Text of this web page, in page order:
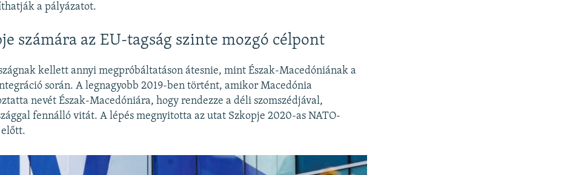
a pályázatot.
számára az EU-tagság szinte mozgó célpont
kellett annyi megpróbáltatáson átesnie, mint Észak-Macedóniának a
során. A legnagyobb 2019-ben történt, amikor Macedónia
nevét Észak-Macedóniára, hogy rendezze a déli szomszédjával,
fennálló vitát. A lépés megnyitotta az utat Szkopje 2020-as NATO-